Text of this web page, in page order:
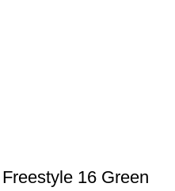
16 Green